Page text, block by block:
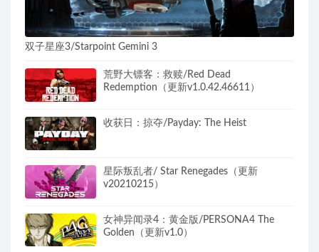
双子星座3/Starpoint Gemini 3
荒野大镖客：救赎/Red Dead
Redemption（更新v1.0.42.46611）
收获日：掠夺/Payday: The Heist
星际叛乱者/ Star Renegades（更新
v20210215）​
女神异闻录4：黄金版/PERSONA4 The
Golden（更新v1.0）